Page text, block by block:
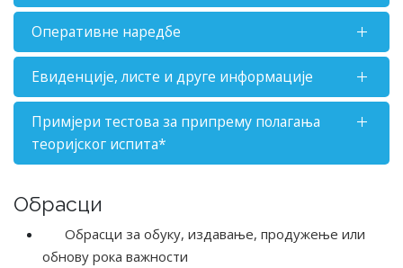
Оперативне наредбе
Евиденције, листе и друге информације
Примјери тестова за припрему полагања
теориjског испита*
Обрасци
Обрасци за обуку, издавање, продужење или
обнову рока важности